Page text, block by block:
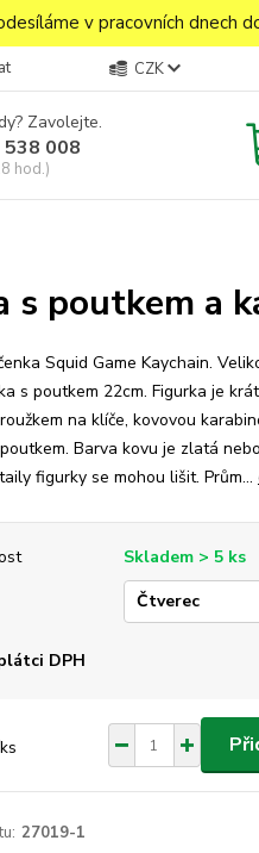
v pracovních dnech
CZK
Zavolejte.
008
hod.)
s poutkem a
Squid Game Kaychain.
s poutkem 22cm. Figurka je
na klíče, kovovou
Barva kovu je zlatá
figurky se mohou lišit. Prům...
Skladem > 5 ks
DPH
ks
27019-1